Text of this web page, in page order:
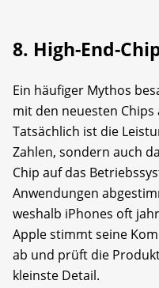
8. High-End-
Ein häufiger Mythos
mit den neuesten
Tatsächlich ist die
Zahlen, sondern auch
Chip auf das
Anwendungen
weshalb iPhones oft
Apple stimmt seine
ab und prüft die
kleinste Detail.